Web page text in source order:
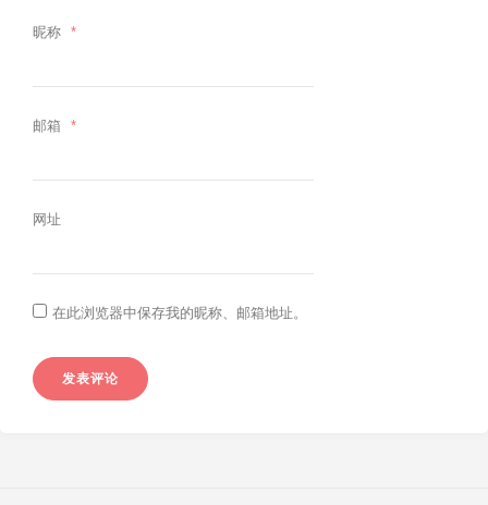
昵称 *
邮箱 *
网址
在此浏览器中保存我的昵称、邮箱地址。